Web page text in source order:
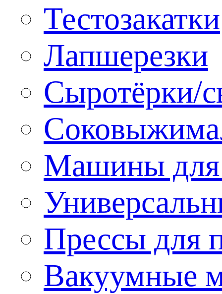
Тестозакатки
Лапшерезки
Сыротёрки/
Машины для
Прессы для
Вакуумные